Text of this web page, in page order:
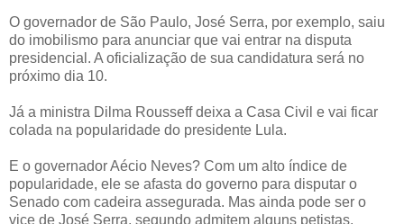
O governador de São Paulo, José Serra, por exemplo, saiu
do imobilismo para anunciar que vai entrar na disputa
presidencial. A oficialização de sua candidatura será no
próximo dia 10.
Já a ministra Dilma Rousseff deixa a Casa Civil e vai ficar
colada na popularidade do presidente Lula.
E o governador Aécio Neves? Com um alto índice de
popularidade, ele se afasta do governo para disputar o
Senado com cadeira assegurada. Mas ainda pode ser o
vice de José Serra, segundo admitem alguns petistas.